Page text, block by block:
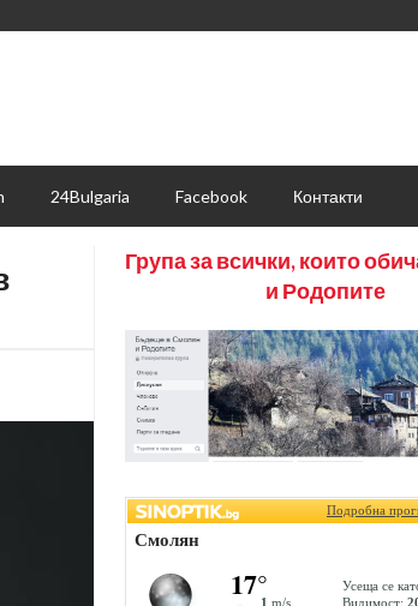
24Bulgaria Facebook Контакти
Група за всички, които
и Родопите